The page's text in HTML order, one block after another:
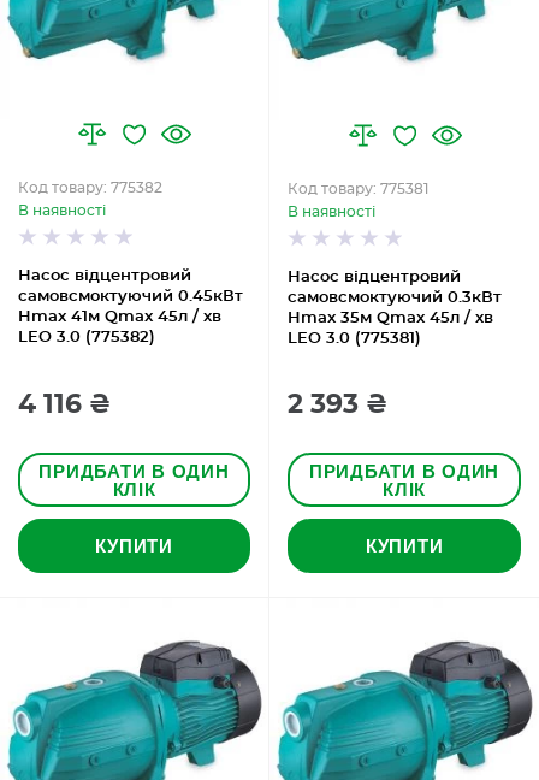
Насос відцентровий
самовсмоктуючий 0.45кВт
Hmax 41м Qmax 45л / хв
LEO 3.0 (775382)
Код товару: 775382
В наявності
4 116 ₴
ПРИДБАТИ В ОДИН
КЛІК
КУПИТИ
Насос відцентровий
самовсмоктуючий 0.3кВт
Hmax 35м Qmax 45л / хв
LEO 3.0 (775381)
Код товару: 775381
В наявності
2 393 ₴
ПРИДБАТИ В ОДИН
КЛІК
КУПИТИ